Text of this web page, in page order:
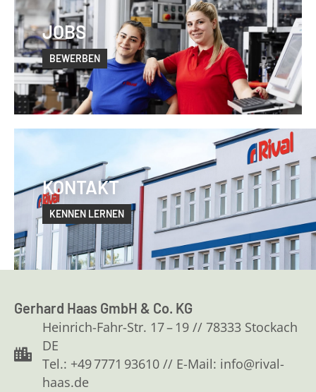
JOBS
BEWERBEN
KONTAKT
KENNEN LERNEN
Gerhard Haas GmbH & Co. KG
Heinrich-Fahr-Str. 17 – 19 // 78333 Stockach
DE
Tel.: +49 7771 93610 // E-Mail: info@rival-
haas.de